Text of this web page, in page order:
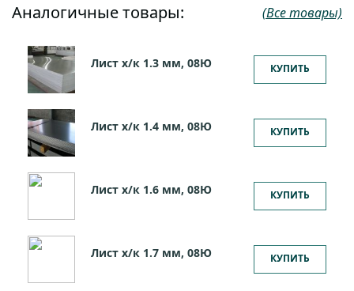
Аналогичные товары: (Все товары)
Лист х/к 1.3 мм, 08Ю КУПИТЬ
Лист х/к 1.4 мм, 08Ю КУПИТЬ
Лист х/к 1.6 мм, 08Ю КУПИТЬ
Лист х/к 1.7 мм, 08Ю КУПИТЬ